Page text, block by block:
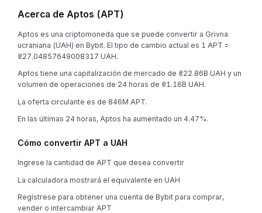
Acerca de Aptos (APT)
Aptos es una criptomoneda que se puede convertir a Grivna
ucraniana (UAH) en Bybit. El tipo de cambio actual es 1 APT =
₴27.04857649008317 UAH.
Aptos tiene una capitalización de mercado de ₴22.86B UAH y un
volumen de operaciones de 24 horas de ₴1.16B UAH.
La oferta circulante es de 846M APT.
En las últimas 24 horas, Aptos ha aumentado un 4.47%.
Cómo convertir APT a UAH
Ingrese la cantidad de APT que desea convertir
La calculadora mostrará el equivalente en UAH
Regístrese para obtener una cuenta de Bybit para comprar,
vender o intercambiar APT